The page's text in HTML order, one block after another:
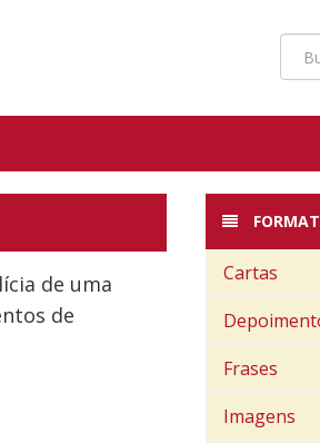
de uma
de
Cartas
Frases
Imagens